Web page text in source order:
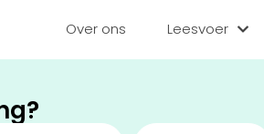
Over ons Leesvoer